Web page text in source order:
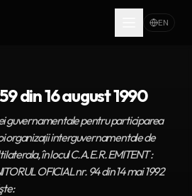
EN
din 16 august 1990
guvernamentale pentru participarea
organizaţii interguvernamentale de
în locul C.A.E.R. EMITENT :
OFICIAL nr. 94 din 14 mai 1992